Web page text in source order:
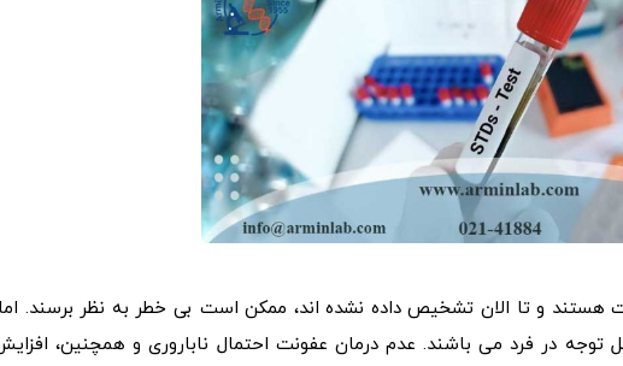
هستند و تا الان تشخیص داده نشده اند، ممکن است بی خطر به نظر برسند.
در فرد می باشند. عدم درمان عفونت احتمال ناباروری و همچنین،